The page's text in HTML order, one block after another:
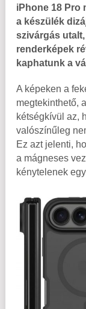
iPhone 18 Pro
a készülék
szivárgás
renderképek
kaphatunk a
A képeken a
megtekinthető,
kétségkívül az,
valószínűleg
Ez azt jelenti,
a mágneses
kénytelenek